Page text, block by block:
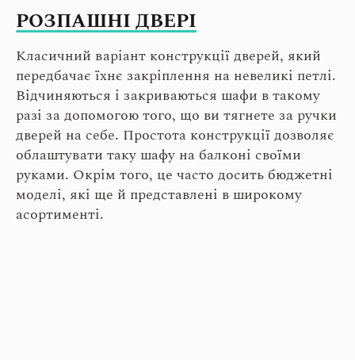
РОЗПАШНІ ДВЕРІ
Класичний варіант конструкції дверей, який
передбачає їхнє закріплення на невеликі петлі.
Відчиняються і закриваються шафи в такому
разі за допомогою того, що ви тягнете за ручки
дверей на себе. Простота конструкції дозволяє
облаштувати таку шафу на балконі своїми
руками. Окрім того, це часто досить бюджетні
моделі, які ще й представлені в широкому
асортименті.